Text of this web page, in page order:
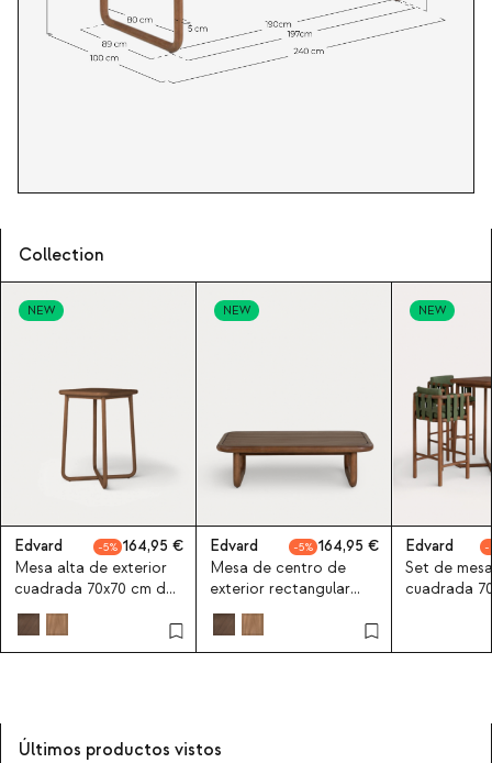
Collection
NEW
Edvard 5
164,95
Mesa alta de exterior
cuadrada 70x70 cm de
madera de eucalipto
Edvard
NEW
Edvard 5
164,95
Mesa de centro de
exterior rectangular
110x65 cm de madera
de eucalipto Edvard
NEW
Edvard
Set de
cuadrada
tela de
Últimos productos vistos